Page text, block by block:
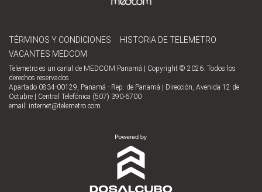
TÉRMINOS Y CONDICIONES
HISTORIA DE TELEMETRO
VACANTES MEDCOM
Telemetro es un canal de MEDCOM Panamá | Copyright © 2026. Todos los
derechos reservados.
Apartado 0834-00129, Panamá - Rep. de Panamá | Dirección, Avenida 12 de
Octubre | Central Telefónica (507) 390-6700
email: internet@telemetro.com